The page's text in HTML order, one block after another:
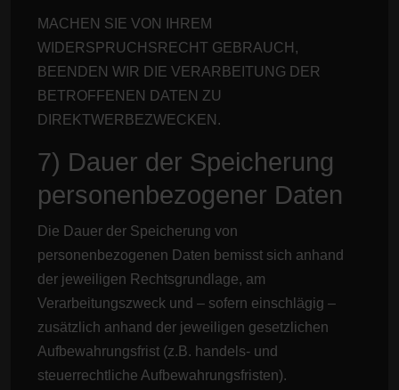
MACHEN SIE VON IHREM
WIDERSPRUCHSRECHT GEBRAUCH,
BEENDEN WIR DIE VERARBEITUNG DER
BETROFFENEN DATEN ZU
DIREKTWERBEZWECKEN.
7) Dauer der Speicherung
personenbezogener Daten
Die Dauer der Speicherung von
personenbezogenen Daten bemisst sich anhand
der jeweiligen Rechtsgrundlage, am
Verarbeitungszweck und – sofern einschlägig –
zusätzlich anhand der jeweiligen gesetzlichen
Aufbewahrungsfrist (z.B. handels- und
steuerrechtliche Aufbewahrungsfristen).